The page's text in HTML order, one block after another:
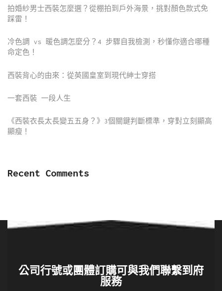
拍婚紗男士西裝怎麼選？從棚拍到戶外海景，挑對顏色款式免
踩雷！
冷色調 vs 暖色調怎麼分？4 步驟自我檢測，秒懂你適合哪種
命定色！
西裝背心的由來：從英國皇室到現代紳士穿搭
一套西裝 一段人生
《西裝衣長太長變五五身？》3個關鍵判斷標準，穿對立刻顯高
顯瘦！
Recent Comments
公司行號或團體訂購可與我們聯繫到府
服務